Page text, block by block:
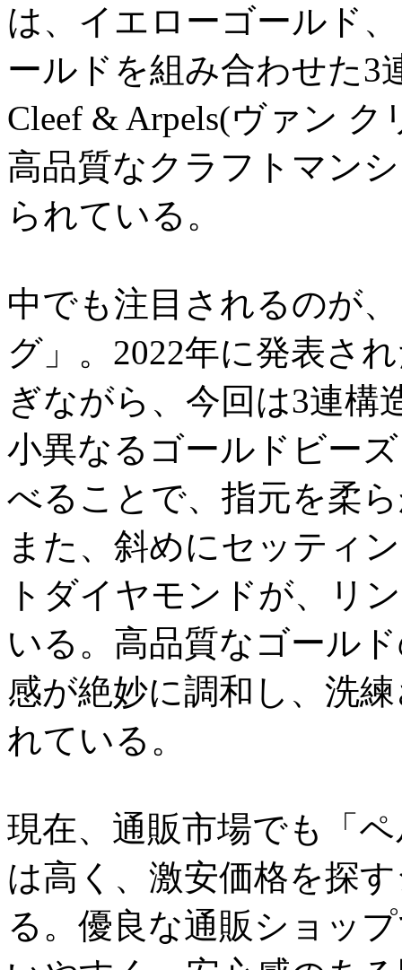
は、イエローゴールド
ールドを組み合わせた3
Cleef & Arpels(ヴァン
高品質なクラフトマン
られている。
中でも注目されるのが
グ」。2022年に発表さ
ぎながら、今回は3連構
小異なるゴールドビー
べることで、指元を柔
また、斜めにセッティ
トダイヤモンドが、リ
いる。高品質なゴール
感が絶妙に調和し、洗
れている。
現在、通販市場でも「
は高く、激安価格を探
る。優良な通販ショッ